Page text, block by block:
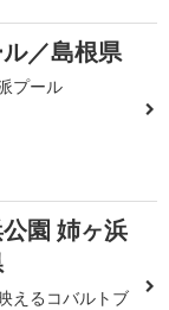
／島根県
プール
園 姉ヶ浜
えるコバルトブ